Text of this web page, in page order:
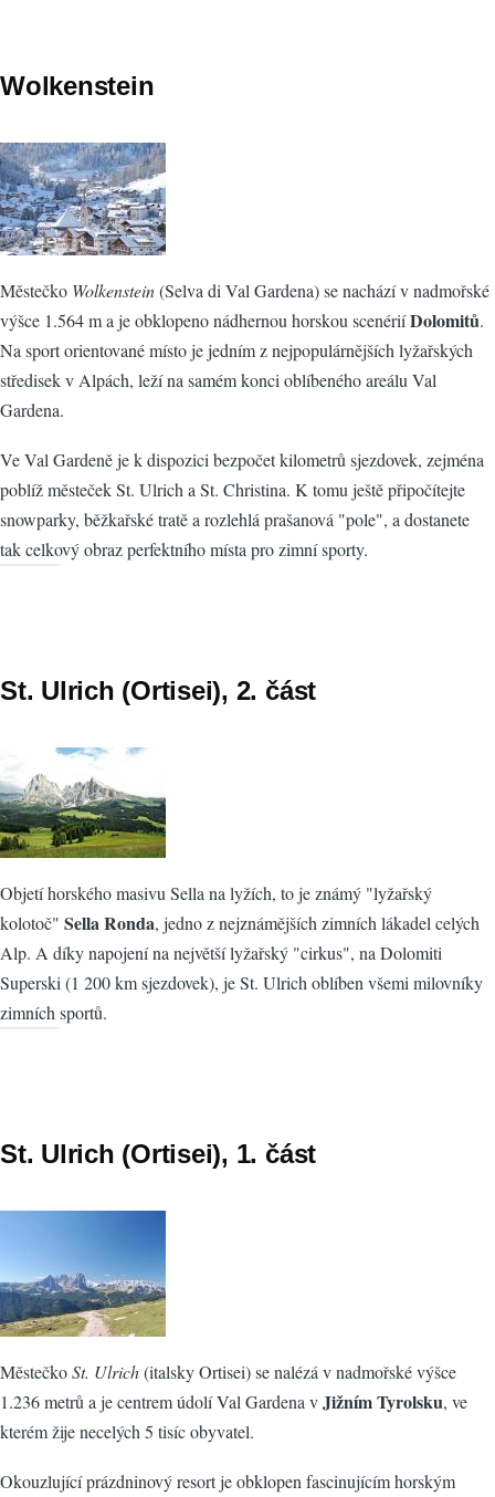
Wolkenstein
Městečko Wolkenstein(Selva di Val Gardena) se nachází v nadmořské
výšce 1.564 m a je obklopeno nádhernou horskou scenériíDolomitů.
Na sport orientované místo je jedním z nejpopulárnějších lyžařských
středisek v Alpách, leží na samém konci oblíbeného areálu Val
Gardena.
Ve Val Gardeně je k dispozici bezpočet kilometrů sjezdovek, zejména
poblíž městeček St. Ulrich a St. Christina. K tomu ještě připočítejte
snowparky, běžkařské tratě a rozlehlá prašanová "pole", a dostanete
tak celkový obraz perfektního místa pro zimní sporty.
St. Ulrich (Ortisei), 2. část
Objetí horského masivu Sella na lyžích, to je známý "lyžařský
kolotoč" Sella Ronda, jedno z nejznámějších zimních lákadel celých
Alp. A díky napojení na největší lyžařský "cirkus", na Dolomiti
Superski (1 200 km sjezdovek), je St. Ulrich oblíben všemi milovníky
zimních sportů.
St. Ulrich (Ortisei), 1. část
MěstečkoSt. Ulrich(italsky Ortisei) se nalézá v nadmořské výšce
1.236 metrů a je centrem údolí Val Gardena vJižním Tyrolsku, ve
kterém žije necelých 5 tisíc obyvatel.
Okouzlující prázdninový resort je obklopen fascinujícím horským